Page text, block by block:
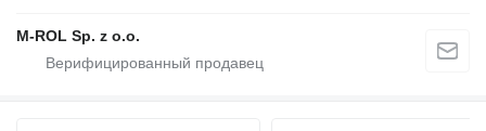
M-ROL Sp. z o.o.